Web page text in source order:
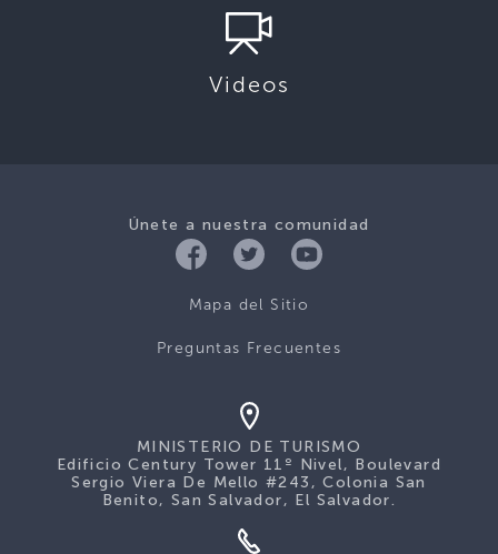
Videos
Únete a nuestra comunidad
Mapa del Sitio
Preguntas Frecuentes
MINISTERIO DE TURISMO
Edificio Century Tower 11º Nivel, Boulevard
Sergio Viera De Mello #243, Colonia San
Benito, San Salvador, El Salvador.